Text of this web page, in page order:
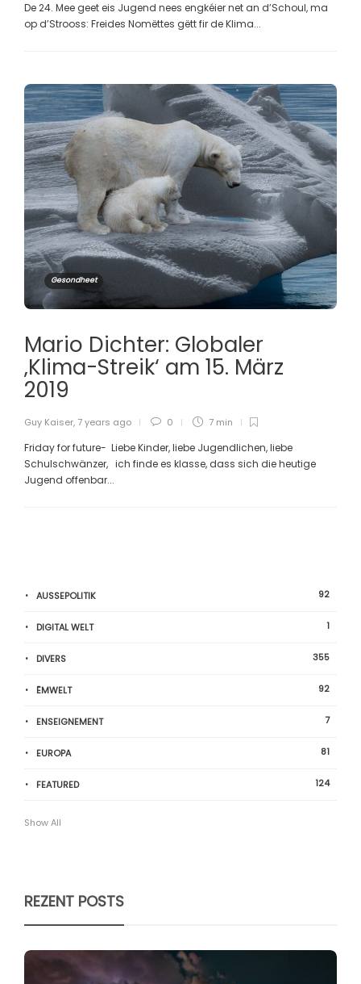
De 24. Mee geet eis Jugend nees engkéier net an d’Schoul, ma
op d’Strooss: Freides Nomëttes gëtt fir de Klima...
Gesondheet
Mario Dichter: Globaler
‚Klima-Streik‘ am 15. März
2019
Guy Kaiser, 7 years ago 0 7 min
Friday for future- Liebe Kinder, liebe Jugendlichen, liebe
Schulschwänzer, ich finde es klasse, dass sich die heutige
Jugend offenbar...
AUSSEPOLITIK 92
DIGITAL WELT 1
DIVERS 355
ËMWELT 92
ENSEIGNEMENT 7
EUROPA 81
FEATURED 124
Show All
REZENT POSTS